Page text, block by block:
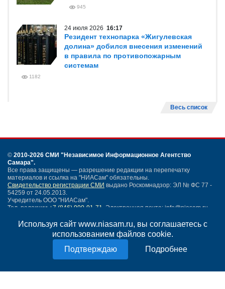
Используя сайт www.niasam.ru, вы соглашаетесь с
использованием файлов cookie.
Подробнее
945
24 июля 2026 16:17
Резидент технопарка «Жигулевская
долина» добился внесения изменений
в правила по противопожарным
системам
1182
Весь список
© 2010-2026 СМИ "Независимое Информационное Агентство
Самара".
Все права защищены — разрешение редакции на перепечатку
материалов и ссылка на "НИАСам" обязательны.
Свидетельство регистрации СМИ выдано Роскомнадзор: ЭЛ № ФС 77 -
54259 от 24.05.2013.
Учредитель ООО "НИАСам".
Тел. редакции +7 (846) 990-91-71. Электронная почта: info@niasam.ru
Написать письмо
Политика конфиденциальности
18+